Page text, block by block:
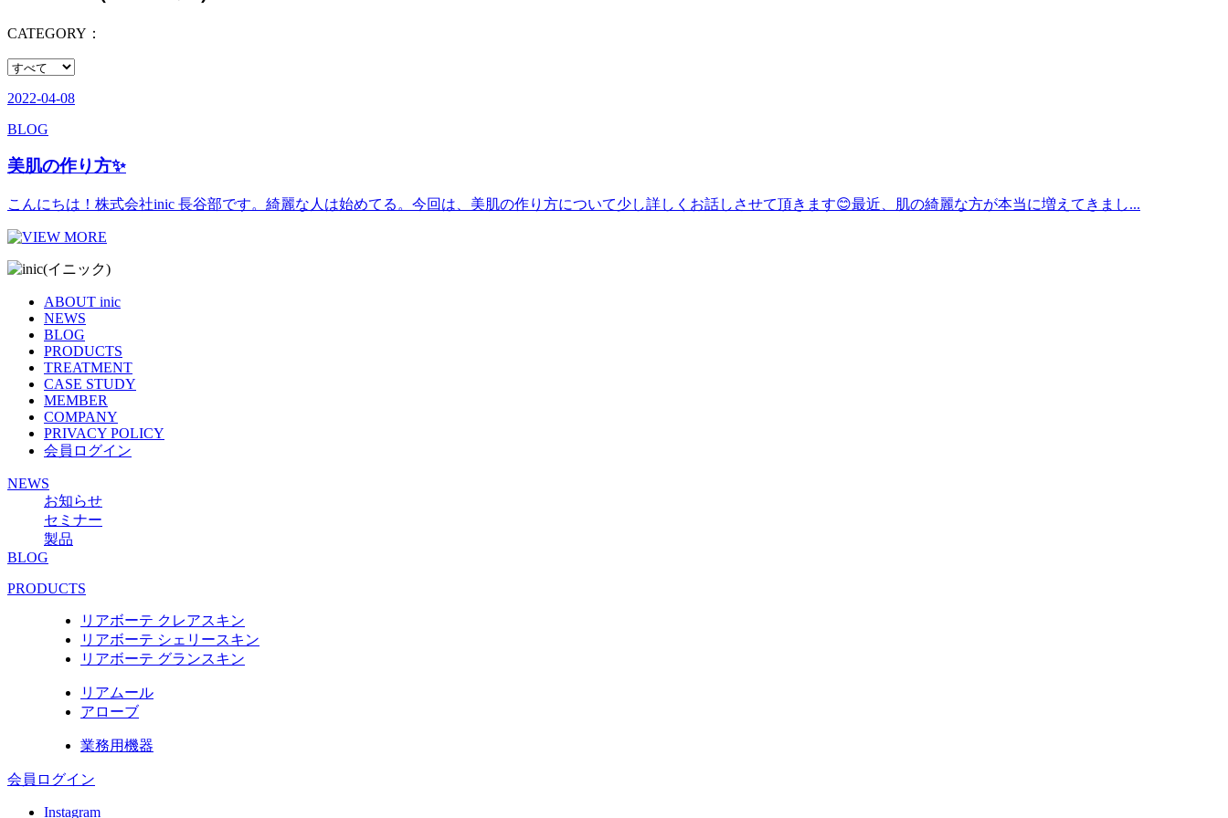
CATEGORY：
2022-04-08
BLOG
美肌の作り方✨
こんにちは！株式会社inic 長谷部です。綺麗な人は始めてる。今回は、美肌の作り方について少し詳しくお話しさせて頂きます😊最近、肌の綺麗な方が本当に増えてきまし...
ABOUT inic
NEWS
BLOG
PRODUCTS
TREATMENT
CASE STUDY
MEMBER
COMPANY
PRIVACY POLICY
会員ログイン
NEWS
お知らせ
セミナー
製品
BLOG
PRODUCTS
リアボーテ クレアスキン
リアボーテ シェリースキン
リアボーテ グランスキン
リアムール
アローブ
業務用機器
会員ログイン
Instagram